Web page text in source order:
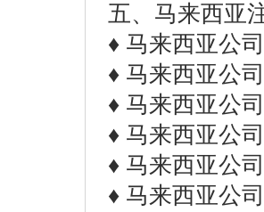
五、马来西亚
♦ 马来西亚公
♦ 马来西亚公
♦ 马来西亚公
♦ 马来西亚公
♦ 马来西亚公
♦ 马来西亚公